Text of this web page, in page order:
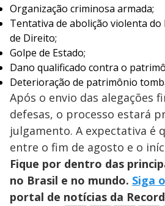
Organização criminosa armada;
Tentativa de abolição violenta do
de Direito;
Golpe de Estado;
Dano qualificado contra o
Deterioração de patrimônio
Após o envio das alegações
defesas, o processo estará
julgamento. A expectativa é
entre o fim de agosto e o
Fique por dentro das
no Brasil e no mundo. Siga
portal de notícias da